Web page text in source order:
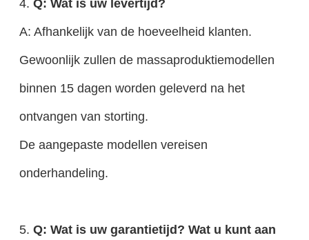
A: Afhankelijk van de hoeveelheid klanten.
Gewoonlijk zullen de massaproduktiemodellen
binnen 15 dagen worden geleverd na het
ontvangen van storting.
De aangepaste modellen vereisen
onderhandeling.
5. Q: Wat is uw garantietijd? Wat u kunt aan